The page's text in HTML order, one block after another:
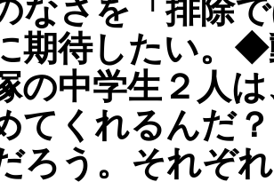
なさを「排除
期待したい。
の中学生２人
てくれるんだ
ろう。それぞ